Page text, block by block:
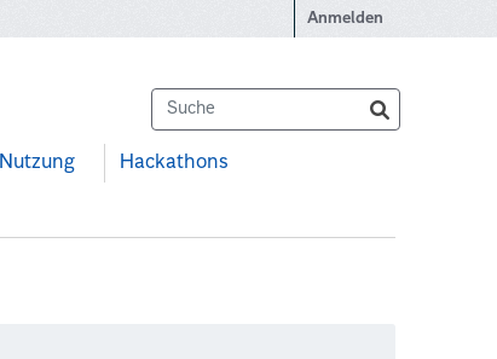
Anmelden
Nutzung Hackathons